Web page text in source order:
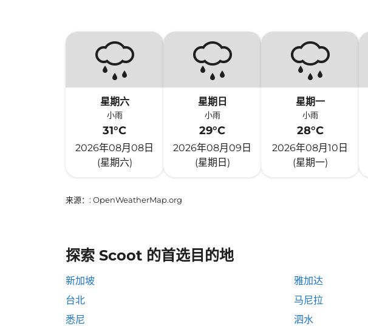
星期六
小雨
31°C
2026年08月08日
(星期六)
星期日
小雨
29°C
2026年08月09日
(星期日)
星期一
小雨
28°C
2026年08月10日
(星期一)
来源： : OpenWeatherMap.org
探索 Scoot 的首选目的地
新加坡 雅加达
台北
马尼拉
悉尼
泗水